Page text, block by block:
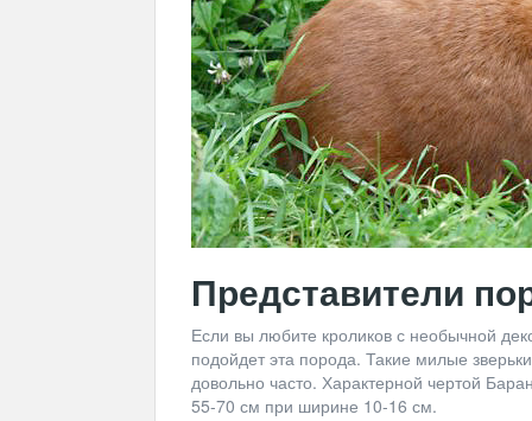
Представители
Если вы любите кроликов с необычной
подойдет эта порода. Такие милые
довольно часто. Характерной чертой
55-70 см при ширине 10-16 см.